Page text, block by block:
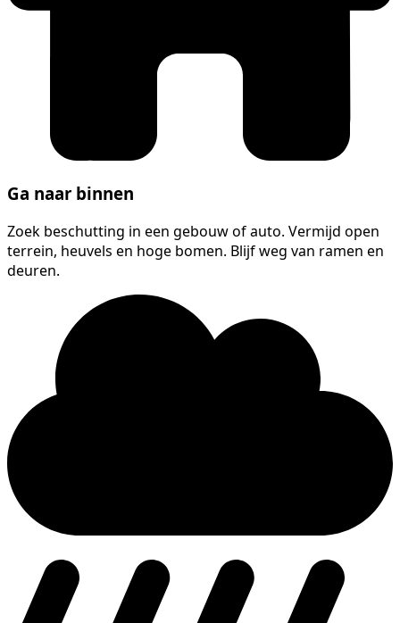
Ga naar binnen
Zoek beschutting in een gebouw of auto. Vermijd open
terrein, heuvels en hoge bomen. Blijf weg van ramen en
deuren.